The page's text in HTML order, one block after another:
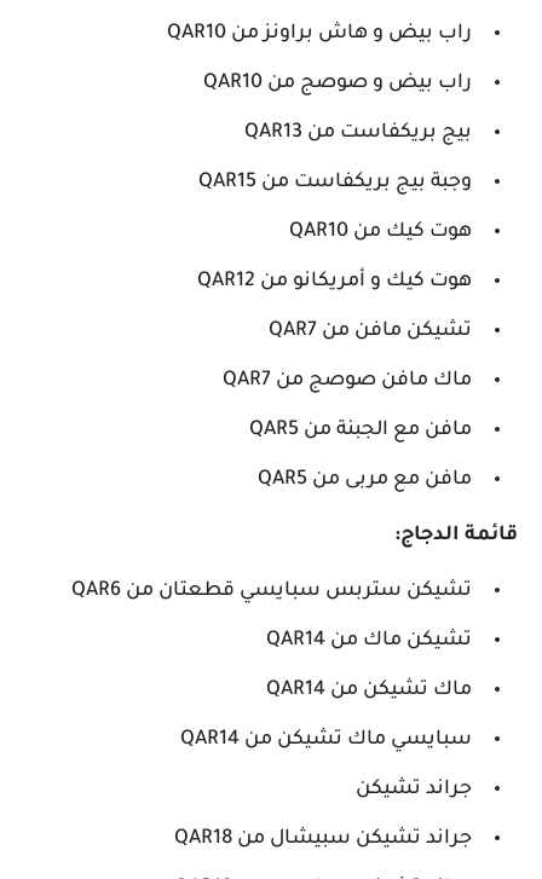
راب بيض و هاش براونز من QAR10
راب بيض و صوصج من QAR10
بيج بريكفاست من QAR13
وجبة بيج بريكفاست من QAR15
هوت كيك من QAR10
هوت كيك و أمريكانو من QAR12
تشيكن مافن من QAR7
ماك مافن صوصج من QAR7
مافن مع الجبنة من QAR5
مافن مع مربى من QAR5
قائمة الدجاج:
تشيكن ستربس سبايسي قطعتان من QAR6
تشيكن ماك من QAR14
ماك تشيكن من QAR14
سبايسي ماك تشيكن من QAR14
جراند تشيكن
جراند تشيكن سبيشال من QAR18